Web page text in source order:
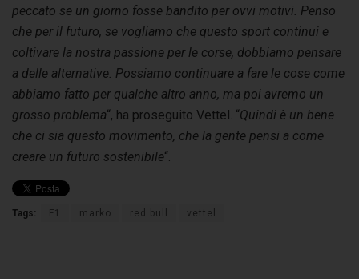
peccato se un giorno fosse bandito per ovvi motivi. Penso
che per il futuro, se vogliamo che questo sport continui e
coltivare la nostra passione per le corse, dobbiamo pensare
a delle alternative. Possiamo continuare a fare le cose come
abbiamo fatto per qualche altro anno, ma poi avremo un
grosso problema“, ha proseguito Vettel. “Quindi è un bene
che ci sia questo movimento, che la gente pensi a come
creare un futuro sostenibile“.
Tags: F1 marko red bull vettel